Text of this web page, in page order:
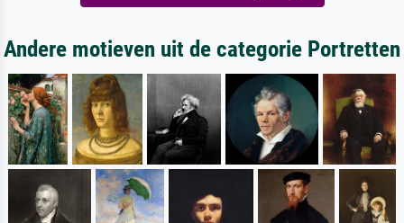
Andere motieven uit de categorie Portretten